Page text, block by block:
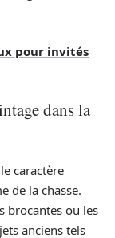
pour invités
dans la
caractère
de la chasse.
brocantes ou les
anciens tels